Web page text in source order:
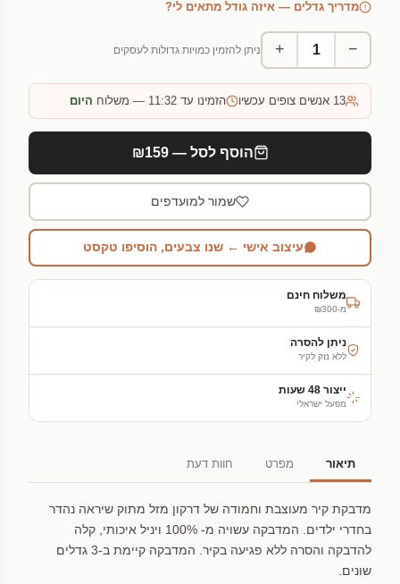
מדריך גדלים — איזה גודל מתאים לי?
−
+ ניתן להזמין כמויות גדולות לעסקים
13 אנשים צופים עכשיו הזמינו עד 11:32 — משלוח היום
הוסף לסל — ₪159
שמור למועדפים
עיצוב אישי ← שנו צבעים, הוסיפו טקסט
משלוח חינם
מ-₪300
ניתן להסרה
ללא נזק לקיר
ייצור 48 שעות
מפעל ישראלי
תיאור מפרט חוות דעת
מדבקת קיר מעוצבת וחמודה של דרקון מזל מתוק שיראה נהדר
בחדרי ילדים. המדבקה עשויה מ- 100% ויניל איכותי, קלה
להדבקה והסרה ללא פגיעה בקיר. המדבקה קיימת ב-3 גדלים
שונים.